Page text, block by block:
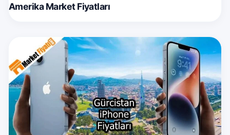
Amerika Market Fiyatları